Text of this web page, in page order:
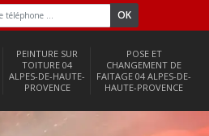
PEINTURE SUR
TOITURE 04
ALPES-DE-HAUTE-
PROVENCE
POSE ET
CHANGEMENT DE
FAITAGE 04 ALPES-DE-
HAUTE-PROVENCE